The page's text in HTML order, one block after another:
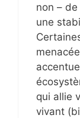
non –
une
qui allie
vivant